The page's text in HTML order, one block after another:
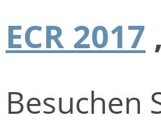
ECR 2017
Besuchen